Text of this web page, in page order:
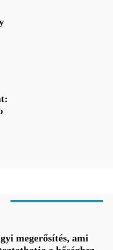
megerősítés, ami